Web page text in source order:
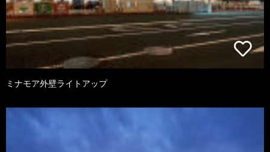
ミナモア外壁ライトアップ